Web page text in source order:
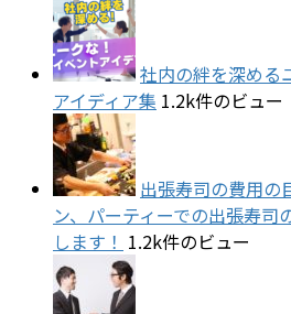
社内の絆を深める
アイディア集 1.2k件のビュー
出張寿司の費用の
ン、パーティーでの出張寿司
します！ 1.2k件のビュー